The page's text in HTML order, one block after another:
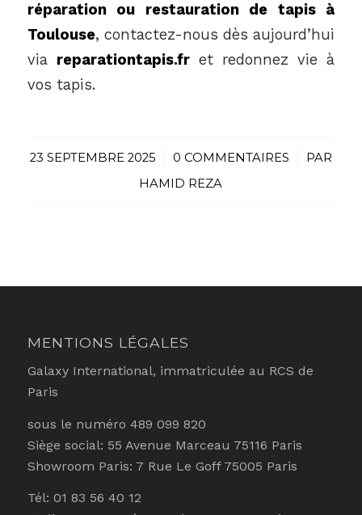
réparation ou restauration de tapis à
Toulouse, contactez-nous dès aujourd’hui
via reparationtapis.fret redonnez vie à
vos tapis.
23 SEPTEMBRE 2025
/ 0 COMMENTAIRES
/
PAR
HAMID REZA
MENTIONS LÉGALES
Galaxy International, immatriculée au RCS de
Paris
sous le numéro 489 099 820
Siège social: 55 Avenue Marceau 75116 Paris
Showroom Paris: 7 Rue Le Goff 75005 Paris
Tél: 01 83 56 40 12